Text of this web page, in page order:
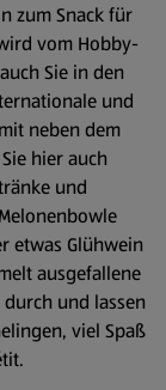
zum Snack für
vom Hobby-
Sie in den
und
neben dem
hier auch
und
etwas Glühwein
ausgefallene
durch und lassen
viel Spaß